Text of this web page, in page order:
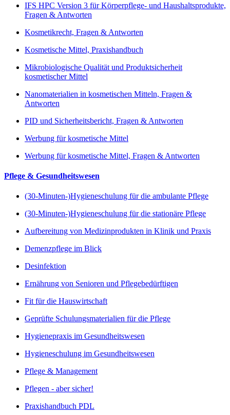
IFS HPC Version 3 für Körperpflege- und Haushaltsprodukte,
Fragen & Antworten
Kosmetikrecht, Fragen & Antworten
Kosmetische Mittel, Praxishandbuch
Mikrobiologische Qualität und Produktsicherheit
kosmetischer Mittel
Nanomaterialien in kosmetischen Mitteln, Fragen &
Antworten
PID und Sicherheitsbericht, Fragen & Antworten
Werbung für kosmetische Mittel
Werbung für kosmetische Mittel, Fragen & Antworten
Pflege & Gesundheitswesen
(30-Minuten-)Hygieneschulung für die ambulante Pflege
(30-Minuten-)Hygieneschulung für die stationäre Pflege
Aufbereitung von Medizinprodukten in Klinik und Praxis
Demenzpflege im Blick
Desinfektion
Ernährung von Senioren und Pflegebedürftigen
Fit für die Hauswirtschaft
Geprüfte Schulungsmaterialien für die Pflege
Hygienepraxis im Gesundheitswesen
Hygieneschulung im Gesundheitswesen
Pflege & Management
Pflegen - aber sicher!
Praxishandbuch PDL